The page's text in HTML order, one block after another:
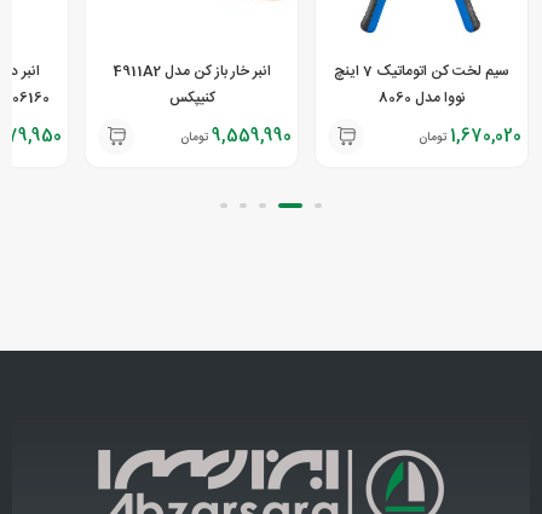
سیم لخت کن اتوماتیک 7 اینچ
نووا مدل 8060
1,670,020 تومان
انبر خار باز کن مدل 4911A2
کنیپکس
9,559,990 تومان
انبر